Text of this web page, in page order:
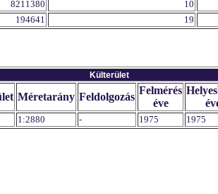
8211380 10
194641 19
Külterület
Méretarány Feldolgozás
Felmérés
éve
1:2880 - 1975 1975